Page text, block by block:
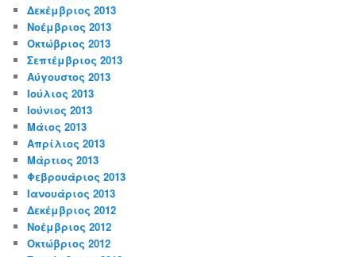
Δεκέμβριος 2013
Νοέμβριος 2013
Οκτώβριος 2013
Σεπτέμβριος 2013
Αύγουστος 2013
Ιούλιος 2013
Ιούνιος 2013
Μάιος 2013
Απρίλιος 2013
Μάρτιος 2013
Φεβρουάριος 2013
Ιανουάριος 2013
Δεκέμβριος 2012
Νοέμβριος 2012
Οκτώβριος 2012